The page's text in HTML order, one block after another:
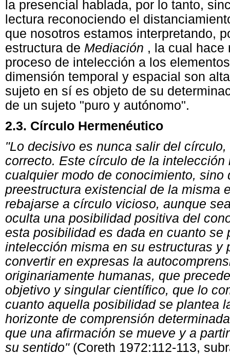
la presencial hablada, por lo tanto,
lectura reconociendo el
que nosotros estamos interpretando,
estructura de Mediación , la cual hace
proceso de intelección a los
dimensión temporal y espacial son
sujeto en sí es objeto de su
de un sujeto "puro y autónomo".
2.3. Círculo Hermenéutico
"Lo decisivo es nunca salir del
correcto. Este círculo de la
cualquier modo de conocimiento, sino
preestructura existencial de la misma
rebajarse a círculo vicioso, aunque
oculta una posibilidad positiva del
esta posibilidad es dada en cuanto se
intelección misma en su estructuras y
convertir en expresas la
originariamente humanas, que
objetivo y singular científico, que lo
cuanto aquella posibilidad se plantea
horizonte de comprensión
que una afirmación se mueve y a
su sentido" (Coreth 1972:112-113,